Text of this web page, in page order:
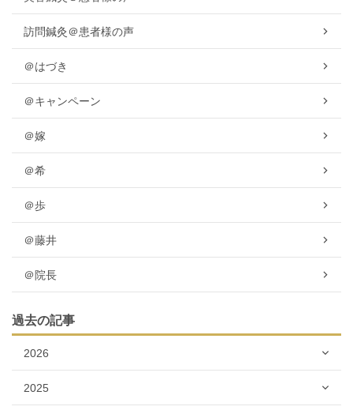
訪問鍼灸＠患者様の声
＠はづき
＠キャンペーン
＠嫁
＠希
＠歩
＠藤井
＠院長
過去の記事
2026
2025